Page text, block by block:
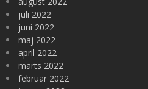
juli 2022
juni 2022
maj 2022
april 2022
marts 2022
februar 2022